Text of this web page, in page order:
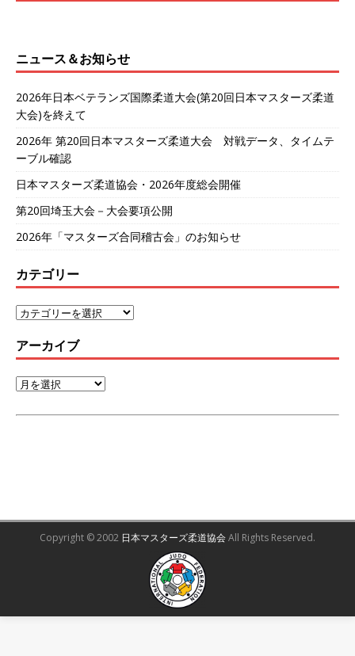
ニュース＆お知らせ
2026年日本ベテランズ国際柔道大会(第20回日本マスターズ柔道
大会)を終えて
2026年 第20回日本マスターズ柔道大会 対戦データ、タイムテ
ーブル確認
日本マスターズ柔道協会・2026年度総会開催
第20回埼玉大会－大会要項公開
2026年「マスターズ合同稽古会」のお知らせ
カテゴリー
アーカイブ
Copyright © 2002 日本マスターズ柔道協会All Rights Reserved.